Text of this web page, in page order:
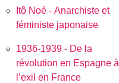
Itô Noé - Anarchiste et
féministe japonaise
1936-1939 - De la
révolution en Espagne à
l’exil en France